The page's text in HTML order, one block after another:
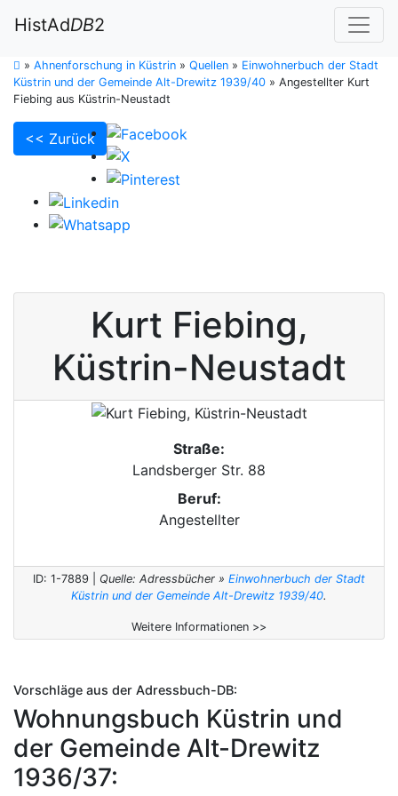
HistAdDB2
» Ahnenforschung in Küstrin » Quellen » Einwohnerbuch der Stadt
Küstrin und der Gemeinde Alt-Drewitz 1939/40 » Angestellter Kurt
Fiebing aus Küstrin-Neustadt
<< Zurück
Kurt Fiebing,
Küstrin-Neustadt
Straße:
Landsberger Str. 88
Beruf:
Angestellter
ID: 1-7889 | Quelle: Adressbücher » Einwohnerbuch der Stadt
Küstrin und der Gemeinde Alt-Drewitz 1939/40.
Weitere Informationen >>
Vorschläge aus der Adressbuch-DB:
Wohnungsbuch Küstrin und
der Gemeinde Alt-Drewitz
1936/37: